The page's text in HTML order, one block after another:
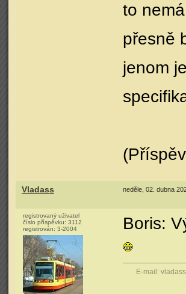
to
přesně
jenom
Vladass neděle, 02. dubna
registrovaný uživatel
číslo příspěvku: 3112
registrován: 3-2004 Boris:
E-mail: